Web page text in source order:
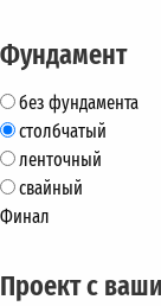
Фундамент
без фундамента
столбчатый
ленточный
свайный
Финал
Проект с